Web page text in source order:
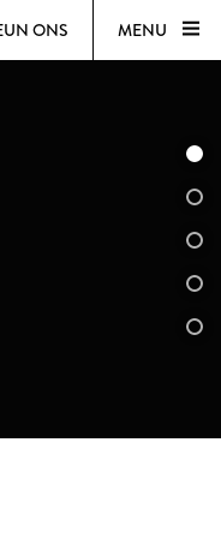
ONS MENU